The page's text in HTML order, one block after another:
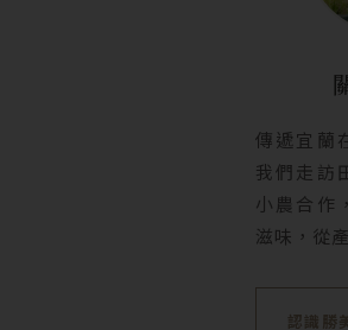
傳遞宜蘭
我們走訪
小農合作
滋味，從
認識勝